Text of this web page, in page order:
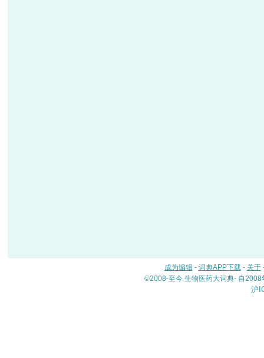
成为编辑- 词典APP下载- 关于
©2008-至今 生物医药大词典- 自
沪